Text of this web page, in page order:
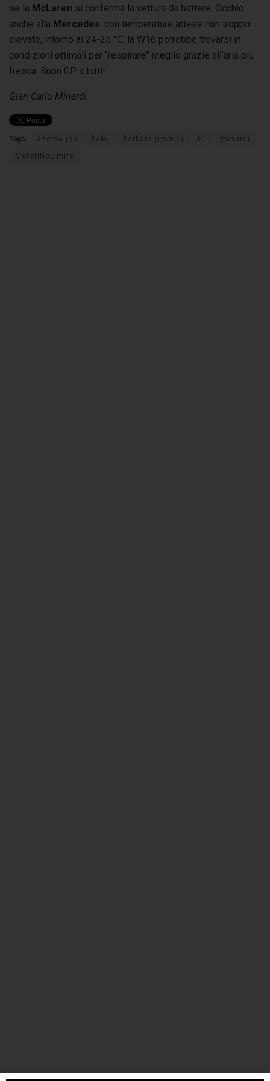
se la McLaren si conferma la vettura da battere. Occhio
anche alla Mercedes: con temperature attese non troppo
elevate, intorno ai 24-25 °C, la W16 potrebbe trovarsi in
condizioni ottimali per “respirare” meglio grazie all’aria più
fresca. Buon GP a tutti!
Gian Carlo Minardi
Tags: azerbaijan baku barbara premoli F1 minardi
MotoriNoLimits